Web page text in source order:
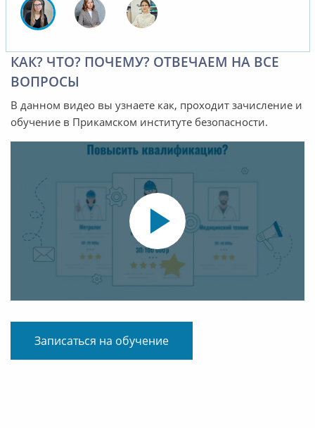
КАК? ЧТО? ПОЧЕМУ? ОТВЕЧАЕМ НА ВСЕ
ВОПРОСЫ
В данном видео вы узнаете как, проходит зачисление и
обучение в Прикамском институте безопасности.
Записаться на обучение